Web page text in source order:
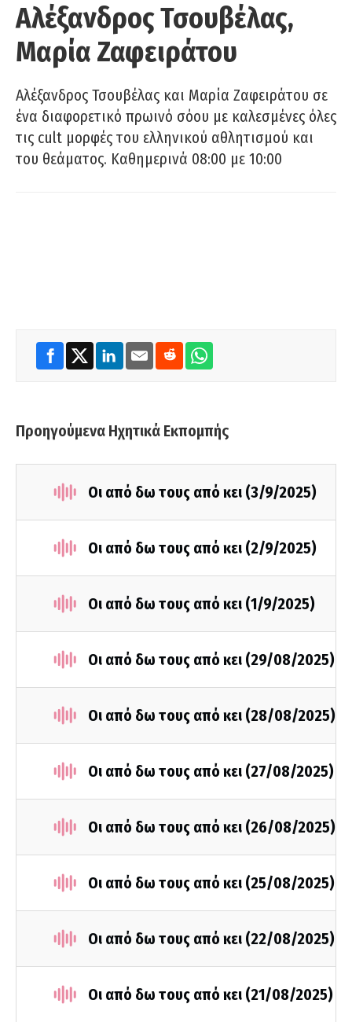
Αλέξανδρος Τσουβέλας,
Μαρία Ζαφειράτου
Αλέξανδρος Τσουβέλας και Μαρία Ζαφειράτου σε
ένα διαφορετικό πρωινό σόου με καλεσμένες όλες
τις cult μορφές του ελληνικού αθλητισμού και
του θεάματος. Καθημερινά 08:00 με 10:00
Προηγούμενα Ηχητικά Εκπομπής
Οι από δω τους από κει (3/9/2025)
Οι από δω τους από κει (2/9/2025)
Οι από δω τους από κει (1/9/2025)
Οι από δω τους από κει (29/08/2025)
Οι από δω τους από κει (28/08/2025)
Οι από δω τους από κει (27/08/2025)
Οι από δω τους από κει (26/08/2025)
Οι από δω τους από κει (25/08/2025)
Οι από δω τους από κει (22/08/2025)
Οι από δω τους από κει (21/08/2025)